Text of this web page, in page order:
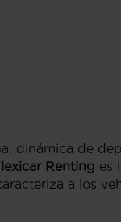
dinámica de
Renting es
a los